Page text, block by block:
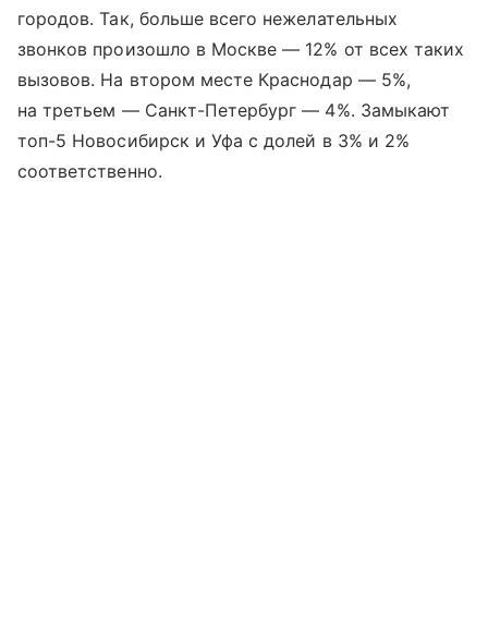
городов. Так, больше всего нежелательных
звонков произошло в Москве — 12% от всех таких
вызовов. На втором месте Краснодар — 5%,
на третьем — Санкт-Петербург — 4%. Замыкают
топ-5 Новосибирск и Уфа с долей в 3% и 2%
соответственно.